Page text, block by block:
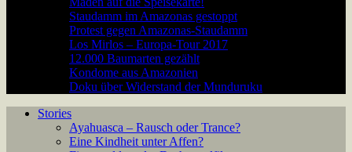
Staudamm im Amazonas gestoppt
Protest gegen Amazonas-Staudamm
Los Mirlos – Europa-Tour 2017
12.000 Baumarten gezählt
Kondome aus Amazonien
Doku über Widerstand der Munduruku
Stories
Ayahuasca – Rausch oder Trance?
Eine Kindheit unter Affen?